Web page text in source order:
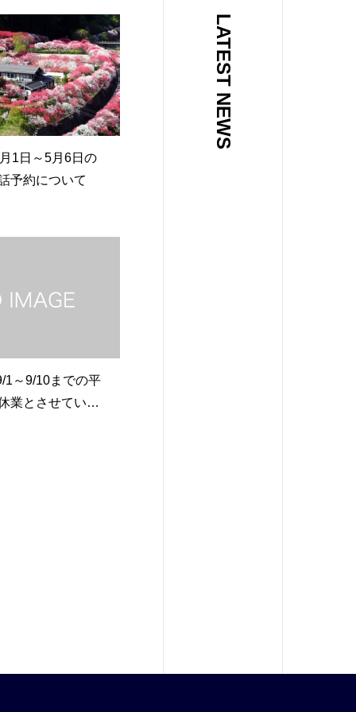
LATEST NEWS
1日～5月6日の
予約について
1～9/10までの平
業とさせていた